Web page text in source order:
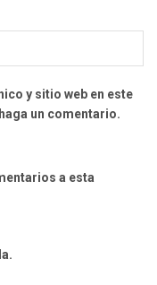
y sitio web en este
un comentario.
a esta